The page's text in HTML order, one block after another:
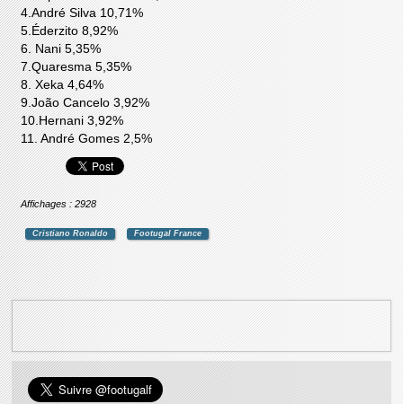
4.André Silva 10,71%
5.Éderzito 8,92%
6. Nani 5,35%
7.Quaresma 5,35%
8. Xeka 4,64%
9.João Cancelo 3,92%
10.Hernani 3,92%
11. André Gomes 2,5%
Affichages : 2928
Cristiano Ronaldo Footugal France